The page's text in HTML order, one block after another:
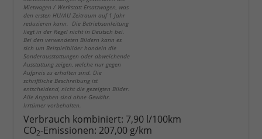
Mietwagen / Werkstatt Ersatzwagen, was
den ersten HU/AU Zeitraum auf 1 Jahr
reduzieren kann. Die Betriebsanleitung
liegt in der Regel nicht in Deutsch bei.
Bei den verwendeten Bildern kann es
sich um Beispielbilder handeln die
Sonderausstattungen oder abweichende
Ausstattung zeigen, welche nur gegen
Aufpreis zu erhalten sind. Die
schriftliche Beschreibung ist
entscheidend, nicht die gezeigten Bilder.
Alle Angaben sind ohne Gewähr.
Irrtümer vorbehalten.
Verbrauch kombiniert: 7,90 l/100km
CO2-Emissionen: 207,00 g/km